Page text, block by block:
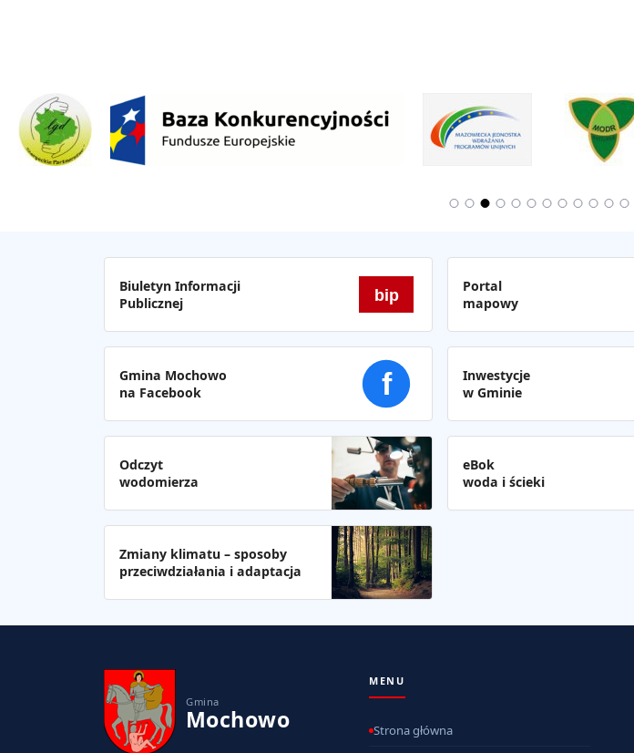
Biuletyn Informacji
Publicznej
bip
Portal
mapowy
Gmina Mochowo
na Facebook
f
Inwestycje
w Gminie
Odczyt
wodomierza
eBok
woda i ścieki
Zmiany klimatu – sposoby
przeciwdziałania i adaptacja
Gmina
Mochowo
MENU
Strona główna